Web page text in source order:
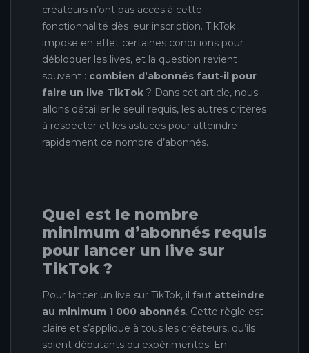
créateurs n’ont pas accès à cette
fonctionnalité dès leur inscription. TikTok
impose en effet certaines conditions pour
débloquer les lives, et la question revient
souvent : combien d’abonnés faut-il pour
faire un live TikTok ? Dans cet article, nous
allons détailler le seuil requis, les autres critères
à respecter et les astuces pour atteindre
rapidement ce nombre d’abonnés.
Quel est le nombre
minimum d’abonnés requis
pour lancer un live sur
TikTok ?
Pour lancer un live sur TikTok, il faut atteindre
au minimum 1 000 abonnés. Cette règle est
claire et s’applique à tous les créateurs, qu’ils
soient débutants ou expérimentés. En